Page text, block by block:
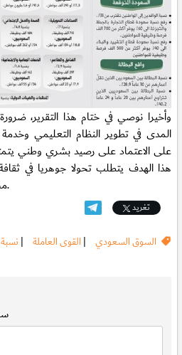
المدى في تطوير النظام التعليمي
على الاعتماد على رصيد بشري وطني
هذا الهدف يتطلب تحولا جوهريا في
مستوى المجتمع السعودي ككل.
تغريد
السوق السعودي | القوى العاملة |